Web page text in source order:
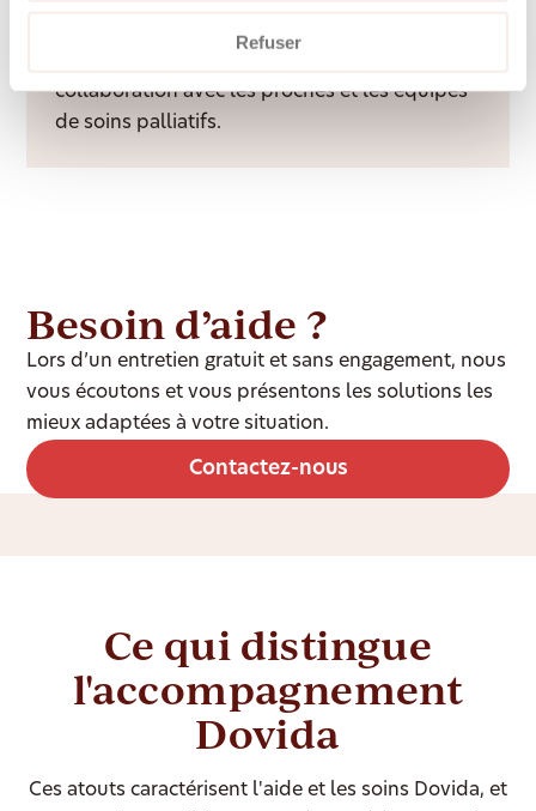
Refuser
Un accompagnement bienveillant et digne
collaboration avec les proches et les équipes
de soins palliatifs.
Besoin d’aide ?
Lors d’un entretien gratuit et sans engagement, nous
vous écoutons et vous présentons les solutions les
mieux adaptées à votre situation.
Contactez-nous
Ce qui distingue
l'accompagnement
Dovida
Ces atouts caractérisent l'aide et les soins Dovida, et